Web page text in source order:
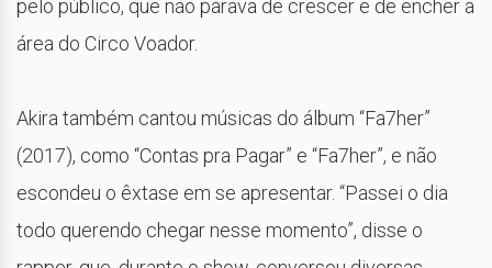
pelo público, que não parava de crescer e de encher a
área do Circo Voador.
Akira também cantou músicas do álbum “Fa7her”
(2017), como “Contas pra Pagar” e “Fa7her”, e não
escondeu o êxtase em se apresentar. “Passei o dia
todo querendo chegar nesse momento”, disse o